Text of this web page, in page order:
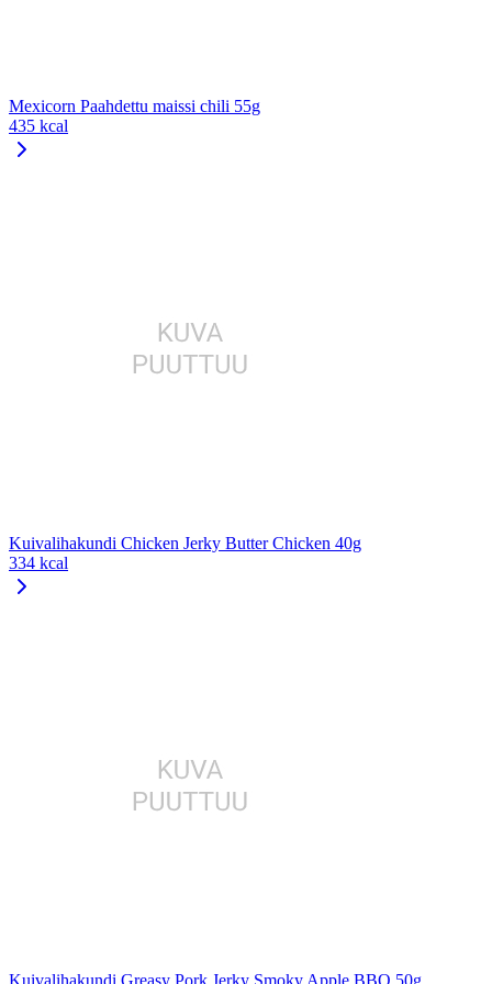
Mexicorn Paahdettu maissi chili 55g
435 kcal
Kuivalihakundi Chicken Jerky Butter Chicken 40g
334 kcal
Kuivalihakundi Greasy Pork Jerky Smoky Apple BBQ 50g